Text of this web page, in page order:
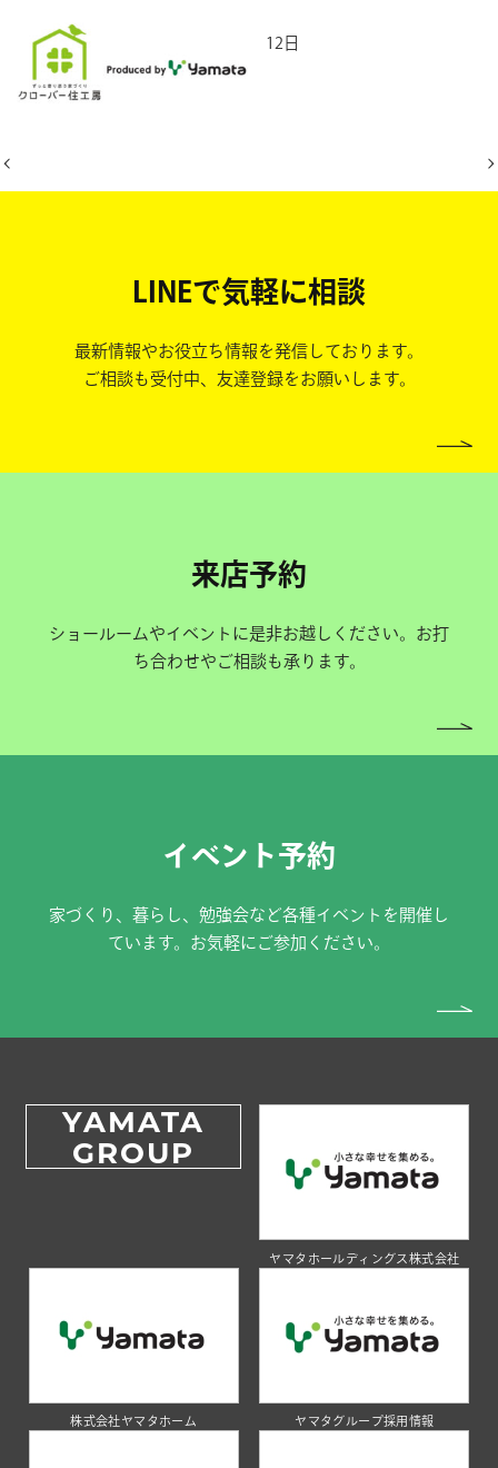
2026年6月12日
LINEで気軽に相談
最新情報やお役立ち情報を発信しております。
ご相談も受付中、友達登録をお願いします。
来店予約
ショールームやイベントに是非お越しください。お打
ち合わせやご相談も承ります。
イベント予約
家づくり、暮らし、勉強会など各種イベントを開催し
ています。お気軽にご参加ください。
YAMATA
GROUP
ヤマタホールディングス株式会社
株式会社ヤマタホーム ヤマタグループ採用情報